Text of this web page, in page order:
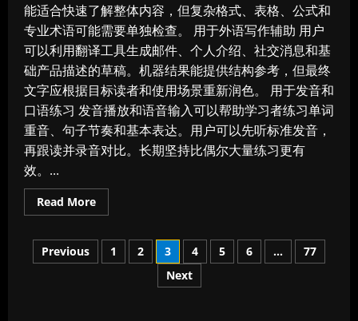
能适合快速了解整体内容，但复杂格式、表格、公式和
专业术语可能需要单独检查。 用于外语写作辅助 用户
可以利用翻译工具生成邮件、个人介绍、社交消息和基
础产品描述的草稿。机器结果能提供结构参考，但最终
文字应根据目标读者和使用场景重新润色。 用于发音和
口语练习 发音播放和语音输入可以帮助学习者练习单词
重音、句子节奏和基本表达。用户可以先听标准发音，
再跟读并录音对比。长期坚持比偶尔大量练习更有
效。...
Read MoreRead
more
道
译
Posts
Previous 1 2 3 4 5 6 …
77
Next